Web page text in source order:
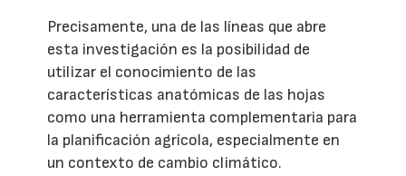
Precisamente, una de las líneas que abre
esta investigación es la posibilidad de
utilizar el conocimiento de las
características anatómicas de las hojas
como una herramienta complementaria para
la planificación agrícola, especialmente en
un contexto de cambio climático.